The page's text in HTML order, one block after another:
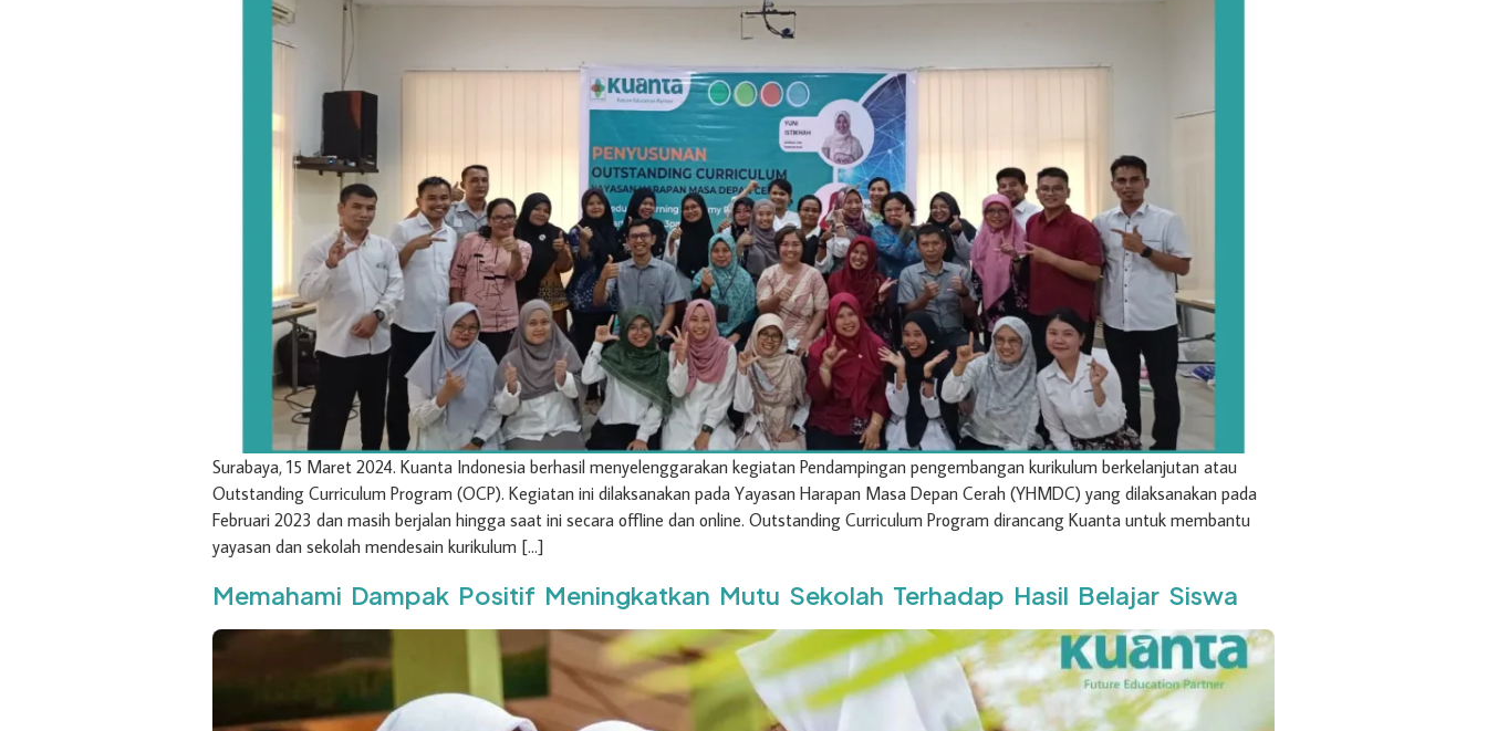
Surabaya, 15 Maret 2024. Kuanta Indonesia berhasil menyelenggarakan kegiatan Pendampingan pengembangan kurikulum berkelanjutan atau
Outstanding Curriculum Program (OCP). Kegiatan ini dilaksanakan pada Yayasan Harapan Masa Depan Cerah (YHMDC) yang dilaksanakan pada
Februari 2023 dan masih berjalan hingga saat ini secara offline dan online. Outstanding Curriculum Program dirancang Kuanta untuk membantu
yayasan dan sekolah mendesain kurikulum […]
Memahami Dampak Positif Meningkatkan Mutu Sekolah Terhadap Hasil Belajar Siswa